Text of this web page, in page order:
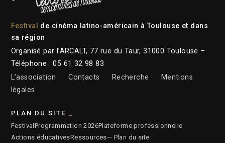
Festival de cinéma latino-américain à Toulouse et dans
sa région
Organisé par l’ARCALT, 77 rue du Taur, 31000 Toulouse –
Téléphone : 05 61 32 98 83
L’association
Contacts Recherche
Mentions
légales
PLAN DU SITE
Festival Programmation 2026Plateforme professionnelle
Actions éducativesRessources— Plan du site